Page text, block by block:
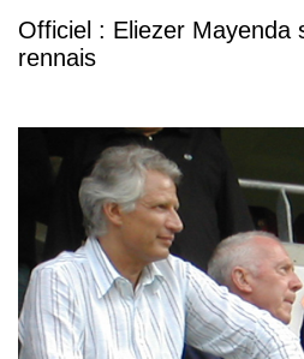
Officiel : Eliezer Mayenda
rennais